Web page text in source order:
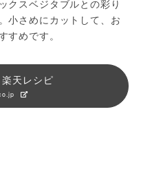
クスベジタブルとの彩り
小さめにカットして、お
めです。
天レシピ